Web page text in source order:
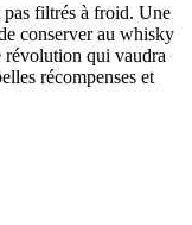
pas filtrés à froid. Une
conserver au whisky
révolution qui vaudra
récompenses et